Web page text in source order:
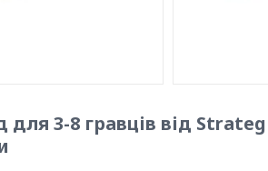
3-8 гравців від